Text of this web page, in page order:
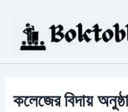
content
কলেজের বিদায়